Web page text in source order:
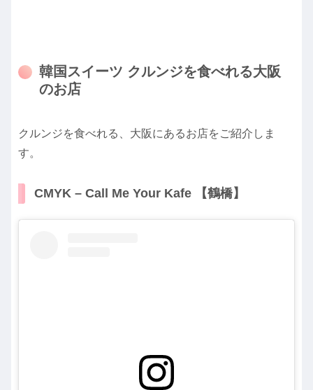
韓国スイーツ クルンジを食べれる大阪
のお店
クルンジを食べれる、大阪にあるお店をご紹介しま
す。
CMYK – Call Me Your Kafe 【鶴橋】